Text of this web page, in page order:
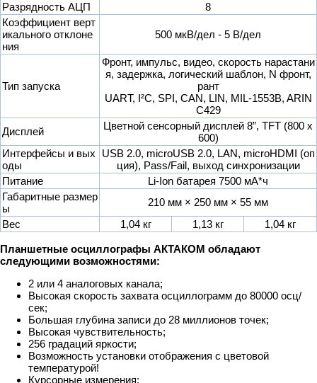
Разрядность АЦП
8
Коэффициент верт
икального отклоне
ния
500 мкВ/дел - 5 В/дел
Тип запуска
Фронт, импульс, видео, скорость нарастани
я, задержка, логический шаблон, N фронт,
рант
UART, I²C, SPI, CAN, LIN, MIL-1553B, ARIN
C429
Дисплей
Цветной сенсорный дисплей 8”, TFT (800 х
600)
Интерфейсы и вых
оды
USB 2.0, microUSB 2.0, LAN, microHDMI (оп
ция), Pass/Fail, выход синхронизации
Питание
Li-Ion батарея 7500 мА*ч
Габаритные размер
ы
210 мм × 250 мм × 55 мм
Вес
1,04 кг 1,13 кг 1,04 кг
Планшетные осциллографы АКТАКОМ обладают
следующими возможностями:
2 или 4 аналоговых канала;
Высокая скорость захвата осциллограмм до 80000 осц/
сек;
Большая глубина записи до 28 миллионов точек;
Высокая чувствительность;
256 градаций яркости;
Возможность установки отображения с цветовой
температурой!
Курсорные измерения;